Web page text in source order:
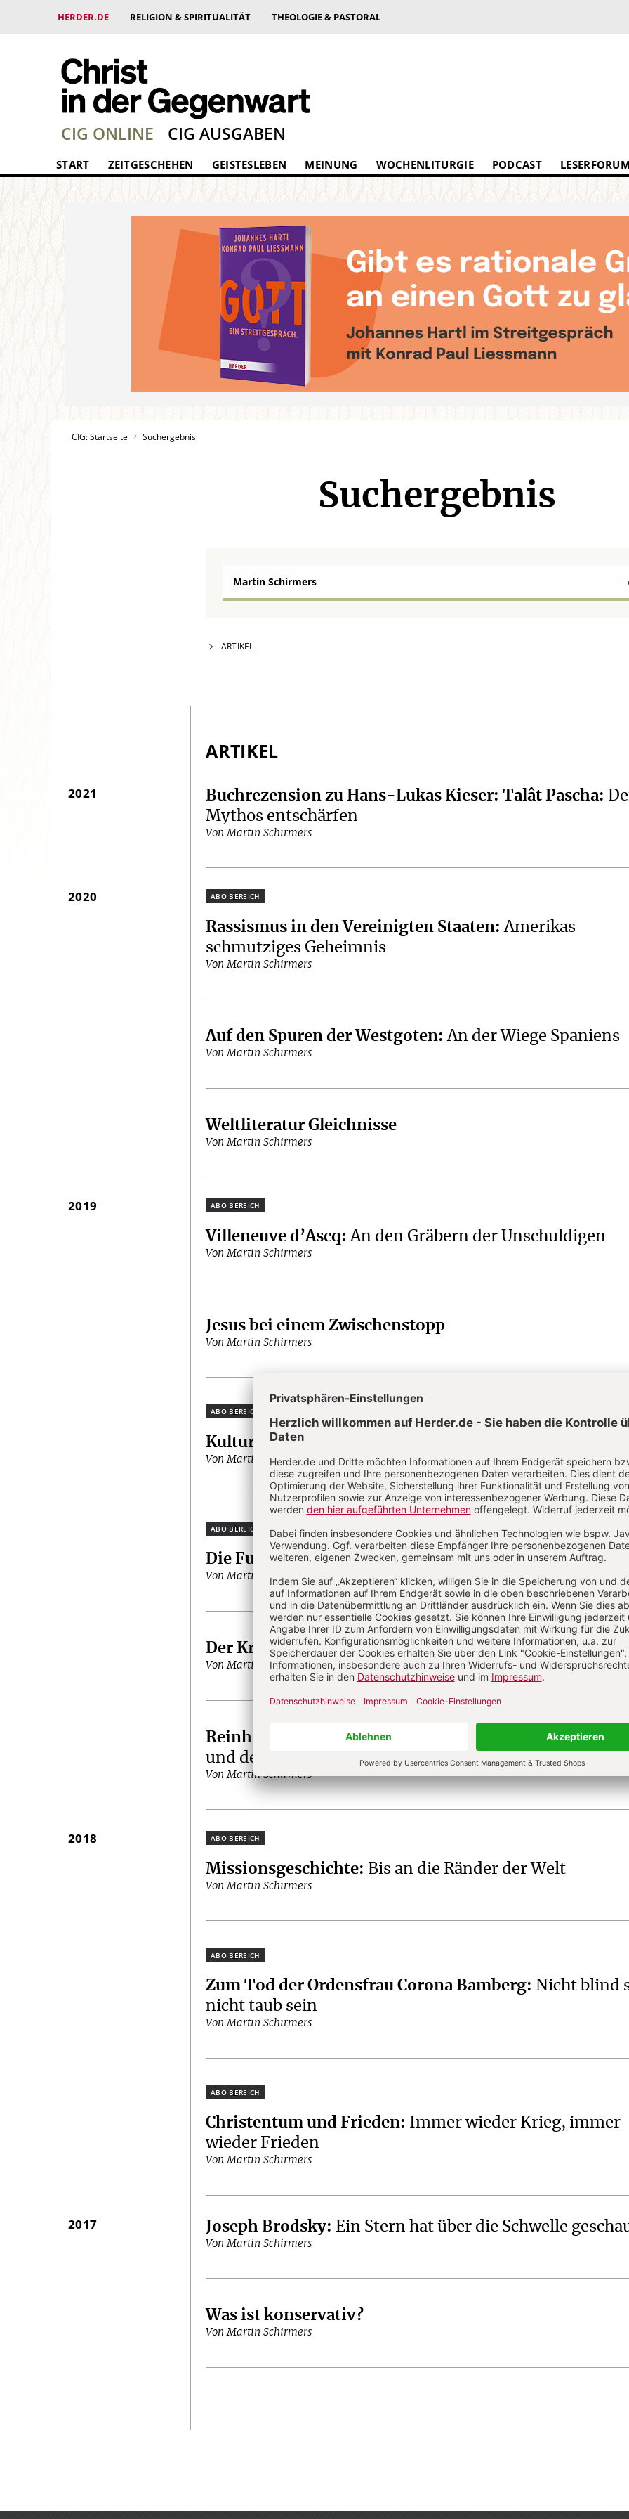
HERDER.DE RELIGION & SPIRITUALITÄT THEOLOGIE & PASTORAL
CIG ONLINE CIG AUSGABEN
START ZEITGESCHEHEN GEISTESLEBEN MEINUNG WOCHENLITURGIE PODCAST
CIG: Startseite Suchergebnis
Suchergebnis
ARTIKEL
ARTIKEL
2021 Buchrezension zu Hans-Lukas Kieser: Talât Pascha:
Mythos entschärfen
Von Martin Schirmers
2020 Plus
Rassismus in den Vereinigten Staaten:Amerikas
schmutziges Geheimnis
Von Martin Schirmers
Auf den Spuren der Westgoten:An der Wiege Spaniens
Von Martin Schirmers
Weltliteratur Gleichnisse
Von Martin Schirmers
2019 Plus
Villeneuve d’Ascq:An den Gräbern der Unschuldigen
Von Martin Schirmers
Jesus bei einem Zwischenstopp
Von Martin Schirmers
Plus
Kulturgeschichte Sienas
Von Martin Schirmers
Plus
Die Funken des „Maestro“
Von Martin Schirmers
Der Krebs und der Glaube
Von Martin Schirmers
Reinhold Stecher, die Nazis und der Weltkrieg:Das
und der blaue Himmel
Von Martin Schirmers
2018 Plus
Missionsgeschichte: Bis an die Ränder der Welt
Von Martin Schirmers
Plus
Zum Tod der Ordensfrau Corona Bamberg: Nicht blind
nicht taub sein
Von Martin Schirmers
Plus
Christentum und Frieden: Immer wieder Krieg, immer
wieder Frieden
Von Martin Schirmers
2017 Joseph Brodsky: Ein Stern hat über die Schwelle
Von Martin Schirmers
Was ist konservativ?
Von Martin Schirmers